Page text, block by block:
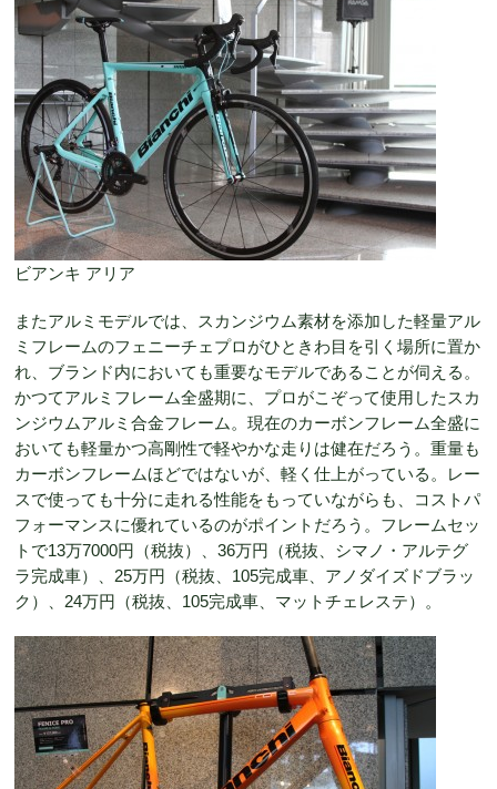
ビアンキ アリア
またアルミモデルでは、スカンジウム素材を添加した軽量アル
ミフレームのフェニーチェプロがひときわ目を引く場所に置か
れ、ブランド内においても重要なモデルであることが伺える。
かつてアルミフレーム全盛期に、プロがこぞって使用したスカ
ンジウムアルミ合金フレーム。現在のカーボンフレーム全盛に
おいても軽量かつ高剛性で軽やかな走りは健在だろう。重量も
カーボンフレームほどではないが、軽く仕上がっている。レー
スで使っても十分に走れる性能をもっていながらも、コストパ
フォーマンスに優れているのがポイントだろう。フレームセッ
トで13万7000円（税抜）、36万円（税抜、シマノ・アルテグ
ラ完成車）、25万円（税抜、105完成車、アノダイズドブラッ
ク）、24万円（税抜、105完成車、マットチェレステ）。